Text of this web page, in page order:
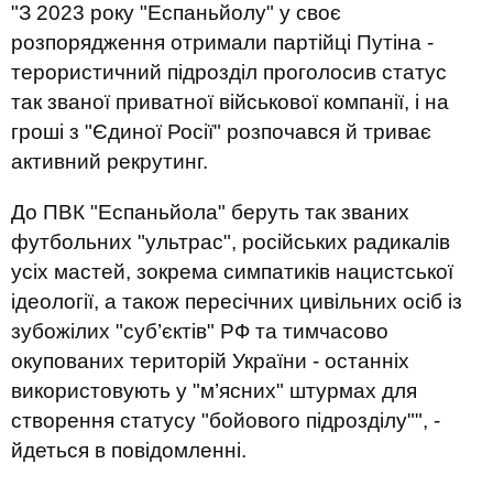
"З 2023 року "Еспаньйолу" у своє
розпорядження отримали партійці Путіна -
терористичний підрозділ проголосив статус
так званої приватної військової компанії, і на
гроші з "Єдиної Росії" розпочався й триває
активний рекрутинг.
До ПВК "Еспаньйола" беруть так званих
футбольних "ультрас", російських радикалів
усіх мастей, зокрема симпатиків нацистської
ідеології, а також пересічних цивільних осіб із
зубожілих "суб’єктів" РФ та тимчасово
окупованих територій України - останніх
використовують у "м’ясних" штурмах для
створення статусу "бойового підрозділу"", -
йдеться в повідомленні.